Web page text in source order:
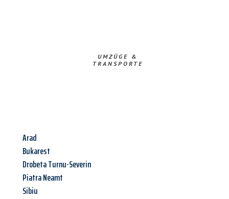
UMZÜGE &
TRANSPORTE
Arad
Bukarest
Drobeta Turnu-Severin
Piatra Neamt
Sibiu